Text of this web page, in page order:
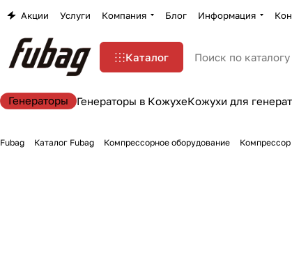
Акции Услуги Компания Блог Информация
Каталог
Генераторы Генераторы в КожухеКожухи для
Fubag Каталог Fubag Компрессорное оборудование